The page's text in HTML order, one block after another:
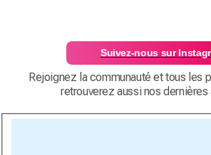
Suivez-nous sur
Rejoignez la communauté et tous les
retrouverez aussi nos